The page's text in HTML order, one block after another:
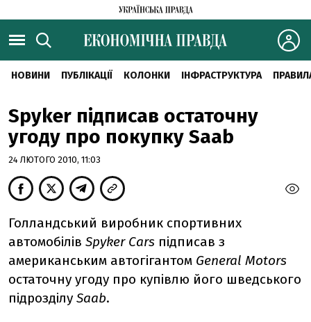
НОВИНИ ПУБЛІКАЦІЇ КОЛОНКИ ІНФРАСТРУКТУРА
Spyker підписав остаточну
угоду про покупку Saab
24 ЛЮТОГО 2010, 11:03
Голландський виробник спортивних
автомобілів Spyker Cars підписав з
американським автогігантом General Motors
остаточну угоду про купівлю його шведського
підрозділу Saab.